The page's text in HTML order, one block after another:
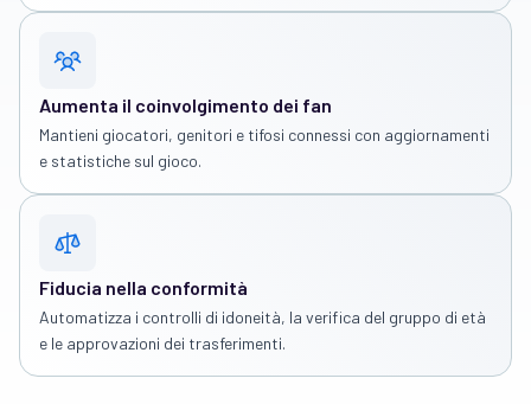
Aumenta il coinvolgimento dei fan
Mantieni giocatori, genitori e tifosi connessi con aggiornamenti
e statistiche sul gioco.
Fiducia nella conformità
Automatizza i controlli di idoneità, la verifica del gruppo di età
e le approvazioni dei trasferimenti.